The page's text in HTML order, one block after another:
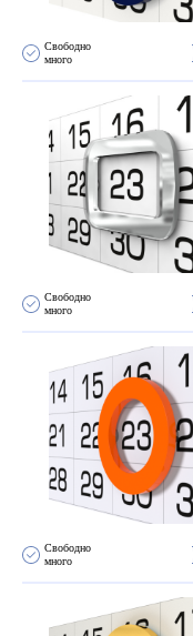
Свободно
много
Свободно
много
Свободно
много